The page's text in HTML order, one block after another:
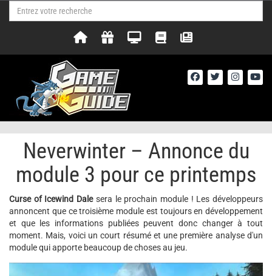
Neverwinter – Annonce du
module 3 pour ce printemps
Curse of Icewind Dalesera le prochain module ! Les développeurs
annoncent que ce troisième module est toujours en développement
et que les informations publiées peuvent donc changer à tout
moment. Mais, voici un court résumé et une première analyse d'un
module qui apporte beaucoup de choses au jeu.